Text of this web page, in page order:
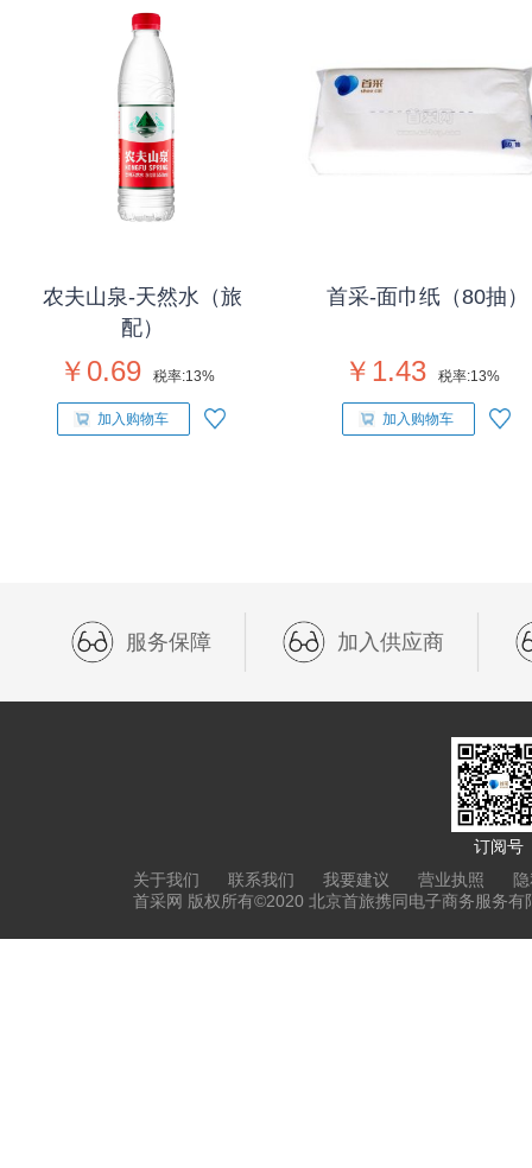
农夫山泉-天然水（旅
配）
￥0.69 税率:13%
加入购物车
首采-面巾纸（80抽）
￥1.43 税率:13%
加入购物车
服务保障 加入供应商
订阅号
关于我们
联系我们 我要建议 营业执照
首采网 版权所有©2020 北京首旅携同电子商务服务有